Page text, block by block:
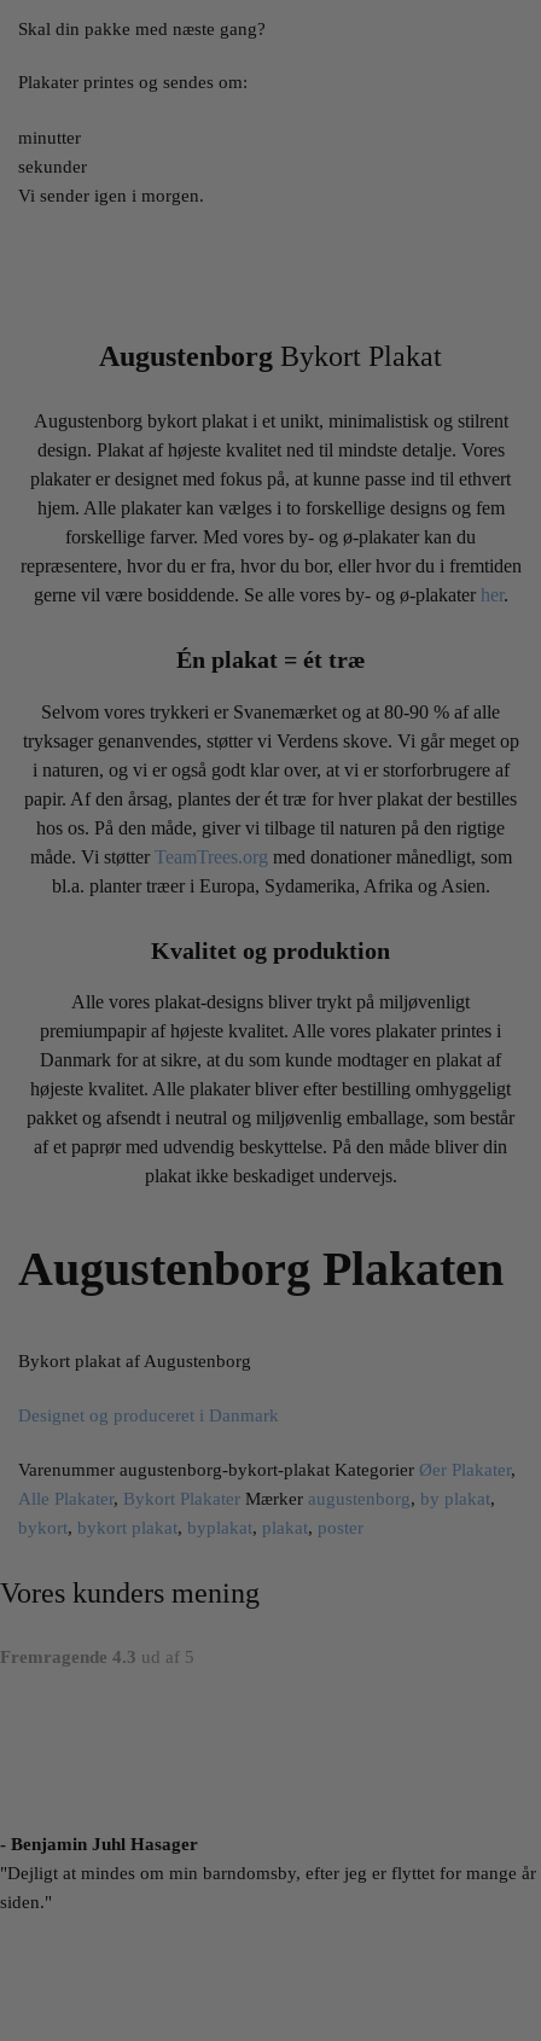
Skal din pakke med næste gang?
Plakater printes og sendes om:
minutter
sekunder
Vi sender igen i morgen.
Augustenborg Bykort Plakat
Augustenborg bykort plakat i et unikt, minimalistisk og stilrent
design. Plakat af højeste kvalitet ned til mindste detalje. Vores
plakater er designet med fokus på, at kunne passe ind til ethvert
hjem. Alle plakater kan vælges i to forskellige designs og fem
forskellige farver. Med vores by- og ø-plakater kan du
repræsentere, hvor du er fra, hvor du bor, eller hvor du i fremtiden
gerne vil være bosiddende. Se alle vores by- og ø-plakater her.
Én plakat = ét træ
Selvom vores trykkeri er Svanemærket og at 80-90 % af alle
tryksager genanvendes, støtter vi Verdens skove. Vi går meget op
i naturen, og vi er også godt klar over, at vi er storforbrugere af
papir. Af den årsag, plantes der ét træ for hver plakat der bestilles
hos os. På den måde, giver vi tilbage til naturen på den rigtige
måde. Vi støtter TeamTrees.org med donationer månedligt, som
bl.a. planter træer i Europa, Sydamerika, Afrika og Asien.
Kvalitet og produktion
Alle vores plakat-designs bliver trykt på miljøvenligt
premiumpapir af højeste kvalitet. Alle vores plakater printes i
Danmark for at sikre, at du som kunde modtager en plakat af
højeste kvalitet. Alle plakater bliver efter bestilling omhyggeligt
pakket og afsendt i neutral og miljøvenlig emballage, som består
af et paprør med udvendig beskyttelse. På den måde bliver din
plakat ikke beskadiget undervejs.
Augustenborg Plakaten
Bykort plakat af Augustenborg
Designet og produceret i Danmark
Varenummer augustenborg-bykort-plakat Kategorier Øer Plakater,
Alle Plakater, Bykort Plakater Mærker augustenborg, by plakat,
bykort, bykort plakat, byplakat, plakat, poster
Vores kunders mening
Fremragende 4.3 ud af 5
- Benjamin Juhl Hasager
"Dejligt at mindes om min barndomsby, efter jeg er flyttet for mange år
siden."